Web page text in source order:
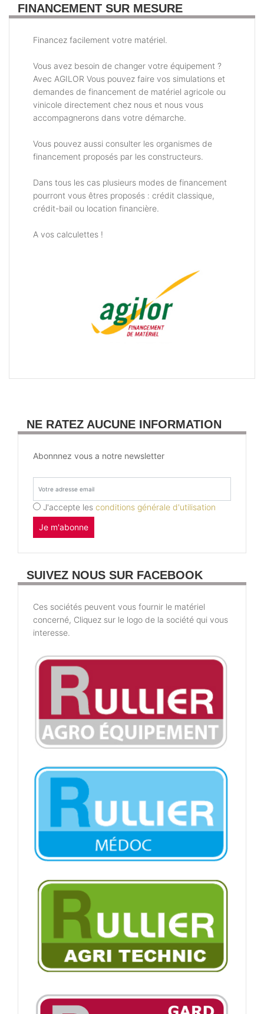
FINANCEMENT SUR MESURE
Financez facilement votre matériel.
Vous avez besoin de changer votre équipement ?
Avec AGILOR Vous pouvez faire vos simulations et
demandes de financement de matériel agricole ou
vinicole directement chez nous et nous vous
accompagnerons dans votre démarche.
Vous pouvez aussi consulter les organismes de
financement proposés par les constructeurs.
Dans tous les cas plusieurs modes de financement
pourront vous êtres proposés : crédit classique,
crédit-bail ou location financière.
A vos calculettes !
NE RATEZ AUCUNE INFORMATION
Abonnnez vous a notre newsletter
J'accepte les conditions générale d'utilisation
Je m'abonne
SUIVEZ NOUS SUR FACEBOOK
Ces sociétés peuvent vous fournir le matériel
concerné, Cliquez sur le logo de la société qui vous
interesse.